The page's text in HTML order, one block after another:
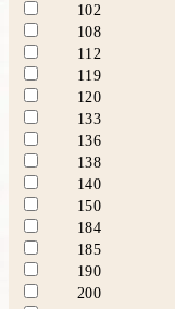
102
108
112
119
120
133
136
138
140
150
184
185
190
200